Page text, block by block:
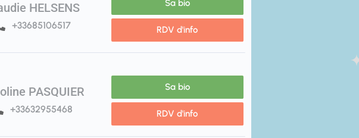
HELSENS
+33685106517
Sa bio
RDV d'info
PASQUIER
+33632955468
Sa bio
RDV d'info